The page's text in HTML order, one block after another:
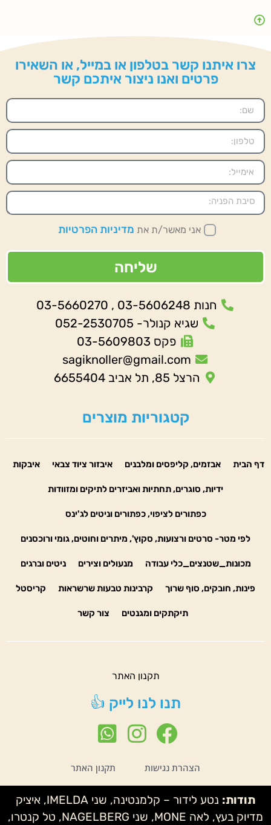
צרו איתנו קשר בטלפון או במייל, או השאירו
פרטים ואנו ניצור איתכם קשר
אני מאשר/ת את מדיניות הפרטיות
שליחה
חנות 03-5606248 , 03-5660270
שגיא קנולר- 052-2530705
פקס 03-5609803
sagiknoller@gmail.com
הרצל 85, תל אביב 6655404
קטגוריות מוצרים
דף הבית אבזמים, קליפסים ומלבנים איבזור ציוד צבאי איבקות
ידיות, סוגרים, תחתיות ואביזרים לתיקים ומזוודות
כפתורים לציפוי, כפתורים וניטים לג'ינס
לפי מטר- סרטים ורצועות, סקוץ', מיתרים וחוטים, גומי ורוכסנים
מכונות_שטנצים_כלי עבודה מנעולים וצירים ניטים וברגים
פינות, חובקים, סוף שרוך קרבינות טבעות שרשראות קריסטל
תיקתקים ומגנטים צור קשר
תקנון האתר
תנו לנו לייק 👍
הצהרת נגישות תקנון האתר
תודות:
נטע לידור – קלמנטינה, שני IMELDA, איציק
מדיוק בעץ, לאה MONE, שני NAGELBERG, טל קנטרו,